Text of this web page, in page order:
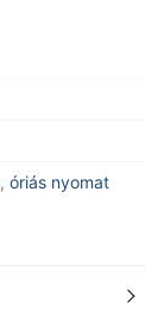
, óriás nyomat